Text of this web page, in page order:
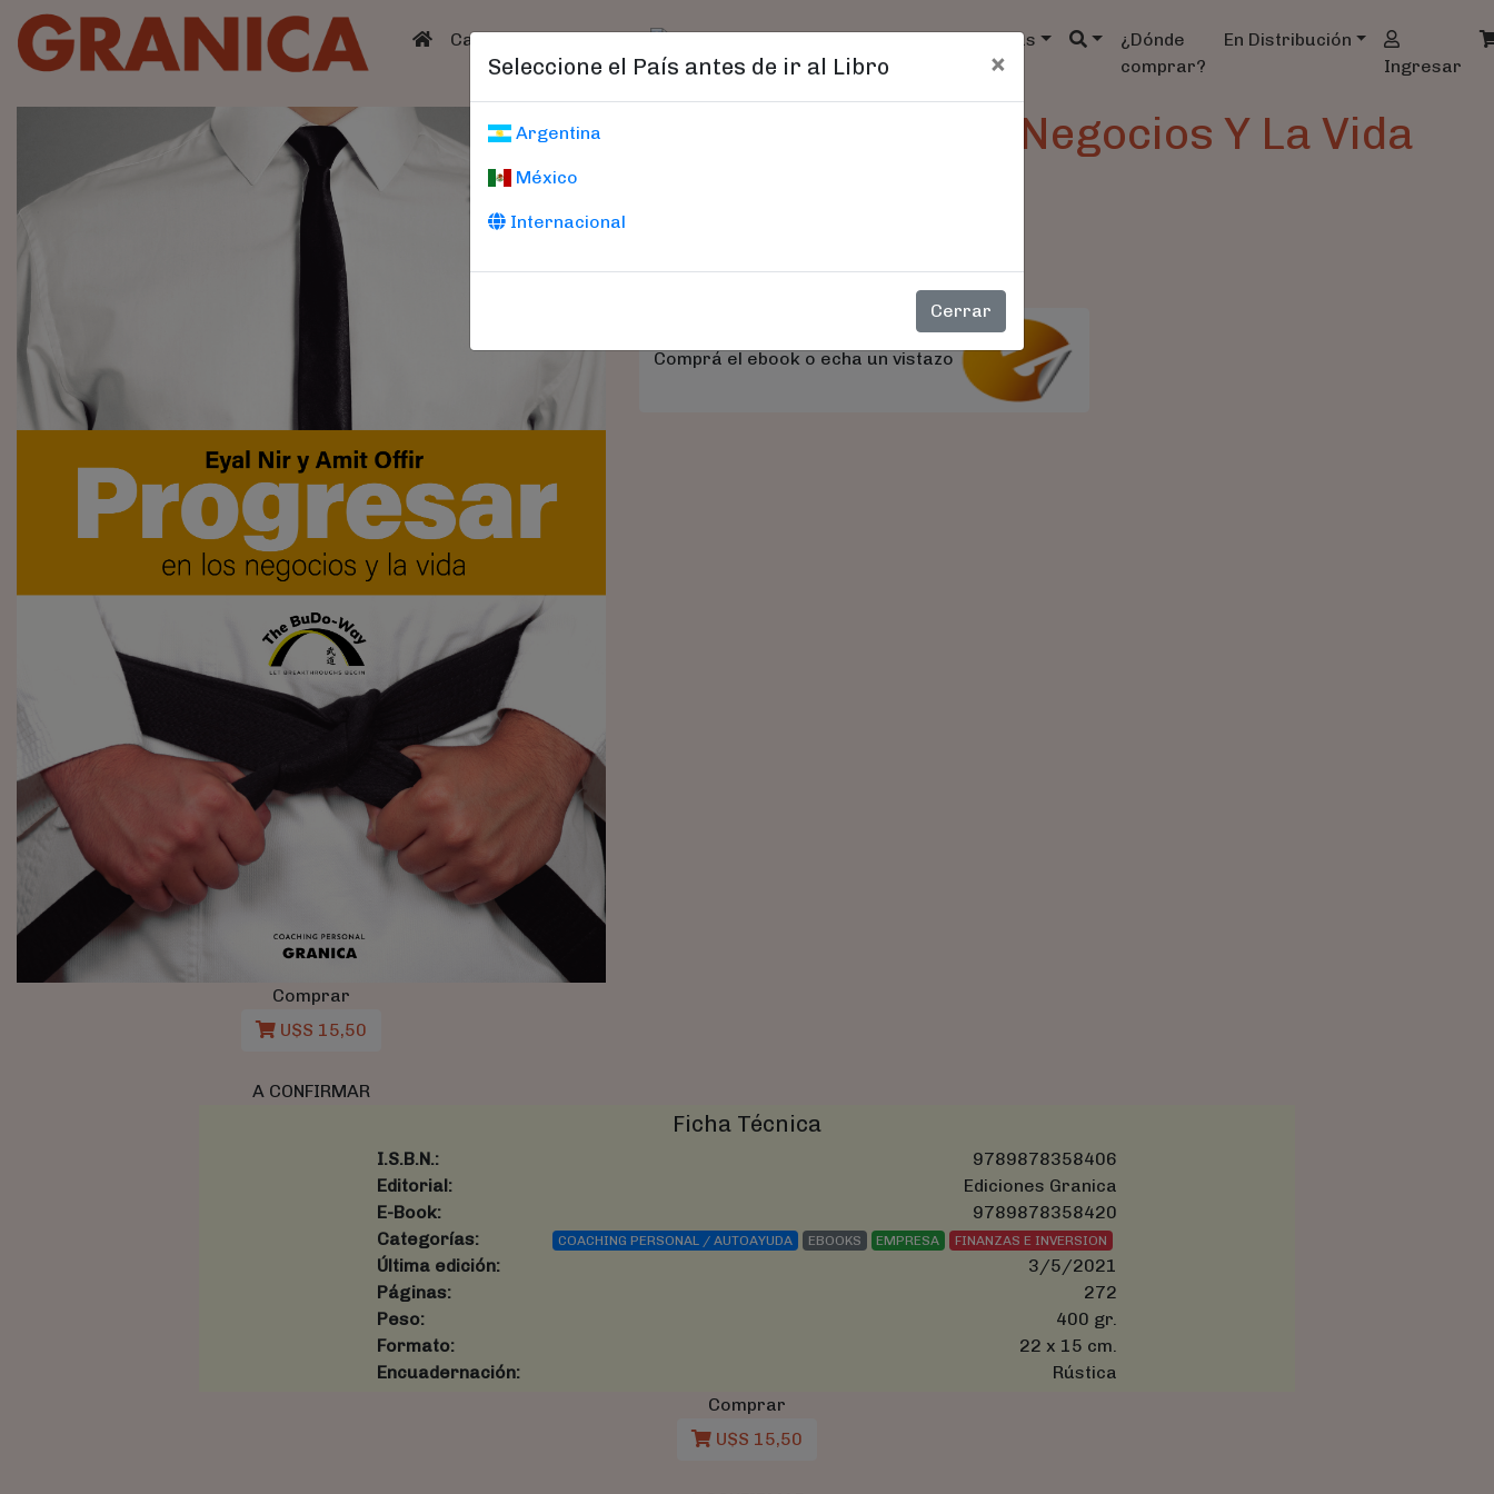
(current)
Catálogo Catálogo Agendas
¿Dónde
comprar?
En Distribución
Ingresar
Seleccione el País antes de ir al Libro ×
Argentina
México
Internacional
Cerrar
Comprar
U$S 15,50
A CONFIRMAR
Progresar En Los Negocios Y La Vida
Comprá el ebook o echa un vistazo
Ficha Técnica
I.S.B.N.:
9789878358406
Editorial:
Ediciones Granica
E-Book:
9789878358420
Categorías:
COACHING PERSONAL / AUTOAYUDA EBOOKS EMPRESA FINANZAS E INVERSION
Última edición:
3/5/2021
Páginas:
272
Peso:
400 gr.
Formato:
22 x 15 cm.
Encuadernación:
Rústica
Comprar
U$S 15,50